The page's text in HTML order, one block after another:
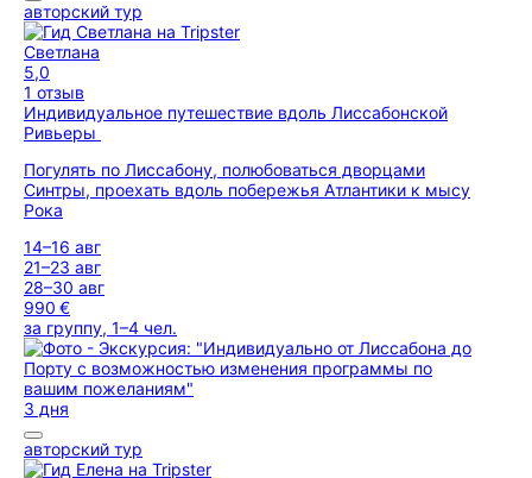
авторский тур
Светлана
5,0
1 отзыв
Индивидуальное путешествие вдоль Лиссабонской
Ривьеры
Погулять по Лиссабону, полюбоваться дворцами
Синтры, проехать вдоль побережья Атлантики к мысу
Рока
14–16 авг
21–23 авг
28–30 авг
990 €
за группу, 1–4 чел.
3 дня
авторский тур